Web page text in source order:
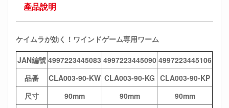
產品說明
ケイムラが効く！ワインドゲーム専用ワーム
JAN編號 4997223445083 4997223445090 4997223445106
品番
CLA003-90-KW CLA003-90-KG CLA003-90-KP
尺寸
90mm 90mm
90mm